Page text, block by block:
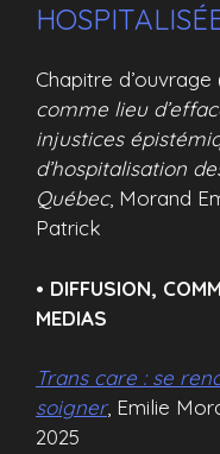
Chapitre
comme lieu
injustices
d’hospitalisation
Québec, Morand
Patrick
• DIFFUSION,
MEDIAS
Trans care : se
soigner, Emilie
2025